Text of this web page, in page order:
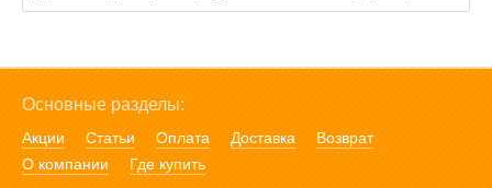
Основные разделы:
Акции Статьи Оплата Доставка
Возврат
О компании
Где купить